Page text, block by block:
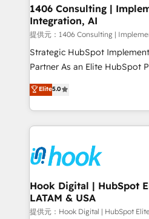
Revenue Operations -
Outbound Marketing -
Design & Development We empower our clients to
reach their full potential by
relationship-driven support. With over 300 HubSpot
technical know-how and
need to succeed.
1406 Consulting |
Integration, AI
提供元：1406 Consulting |
Strategic HubSpot
Partner As an Elite HubSpot Partner, 1406 Consulting
helps mid-market revenue
they sell, market, and serve.
HubSpot—we teach your
to help you keep winning. What We Do ⚙️ CRM
Data & Content 📈 Sales &
Revenue Team Enablement
Agent Creation 🔄 Custom
Migration Why 1406 We become part of your team.
Your team learns while we
Elite5.0
Hook Digital | HubSpot
LATAM & USA
提供元：Hook Digital | HubSpot